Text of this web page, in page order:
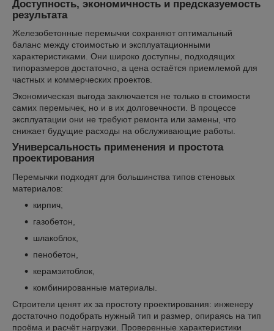
Доступность, экономичность и предсказуемость
результата
Железобетонные перемычки сохраняют оптимальный
баланс между стоимостью и эксплуатационными
характеристиками. Они широко доступны, подходящих
типоразмеров достаточно, а цена остаётся приемлемой для
частных и коммерческих проектов.
Экономическая выгода заключается не только в стоимости
самих перемычек, но и в их долговечности. В процессе
эксплуатации они не требуют ремонта или замены, что
снижает будущие расходы на обслуживающие работы.
Универсальность применения и простота
проектирования
Перемычки подходят для большинства типов стеновых
материалов:
кирпич,
газобетон,
шлакоблок,
пенобетон,
керамзитоблок,
комбинированные материалы.
Строители ценят их за простоту проектирования: инженеру
достаточно подобрать нужный тип и размер, опираясь на тип
проёма и расчёт нагрузки. Проверенные характеристики